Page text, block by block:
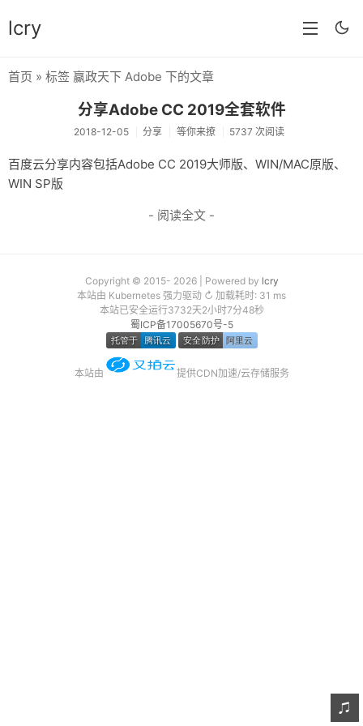
lcry
分类
分享
教程
AI
归档
留言
首页 » 标签 赢政天下 Adobe 下的文章
分享Adobe CC 2019全套软件
2018-12-05 分享 等你来撩 5737 次阅读
百度云分享内容包括Adobe CC 2019大师版、WIN/MAC原版、
WIN SP版
- 阅读全文 -
Copyright © 2015- 2026 | Powered by lcry
本站由 Kubernetes 强力驱动 ↻ 加载耗时: 31 ms
本站已安全运行3732天2小时7分48秒
蜀ICP备17005670号-5
本站由 提供CDN加速/云存储服务